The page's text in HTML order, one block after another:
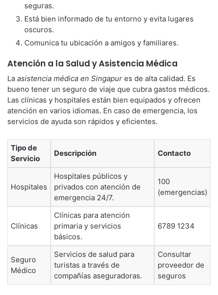
seguras.
Está bien informado de tu entorno y evita lugares
oscuros.
Comunica tu ubicación a amigos y familiares.
Atención a la Salud y Asistencia Médica
La asistencia médica en Singapur es de alta calidad. Es
bueno tener un seguro de viaje que cubra gastos médicos.
Las clínicas y hospitales están bien equipados y ofrecen
atención en varios idiomas. En caso de emergencia, los
servicios de ayuda son rápidos y eficientes.
Tipo de
Servicio
Descripción Contacto
Hospitales
Hospitales públicos y
privados con atención de
emergencia 24/7.
100
(emergencias)
Clínicas
Clínicas para atención
primaria y servicios
básicos.
6789 1234
Seguro
Médico
Servicios de salud para
turistas a través de
compañías aseguradoras.
Consultar
proveedor de
seguros